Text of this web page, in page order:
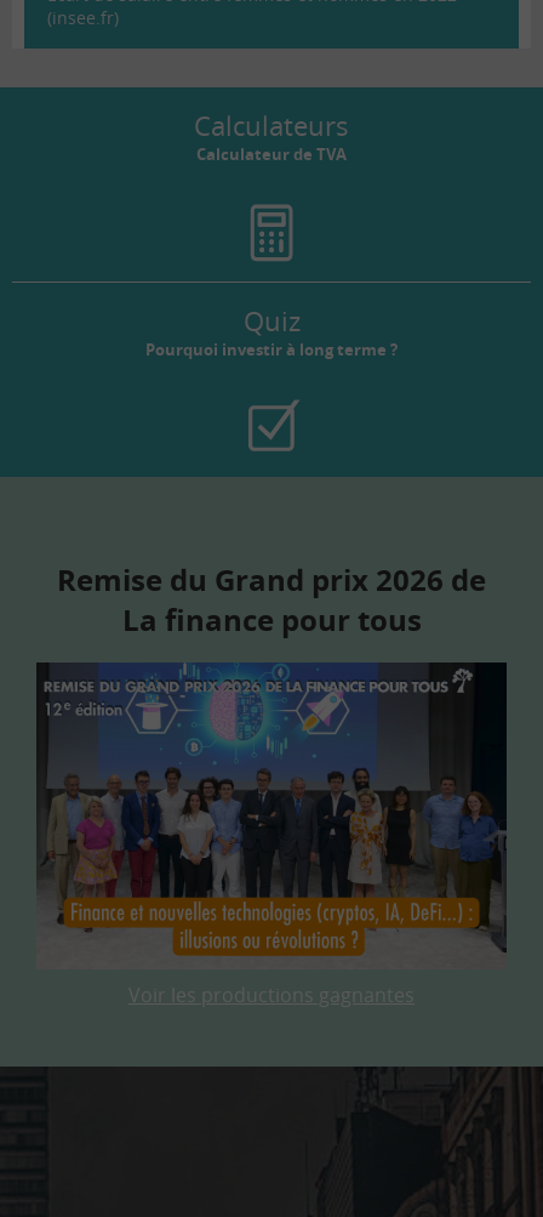
(insee.fr)
Calculateurs
Calculateur de TVA
Quiz
Pourquoi investir à long terme ?
Remise du Grand prix 2026 de
La finance pour tous
Voir les productions gagnantes